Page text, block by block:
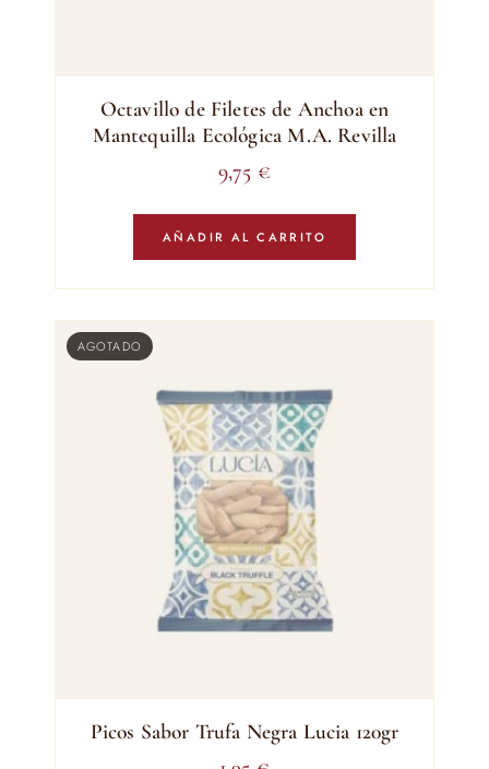
Octavillo de Filetes de Anchoa en
Mantequilla Ecológica M.A. Revilla
9,75 €
AÑADIR AL CARRITO
AGOTADO
Picos Sabor Trufa Negra Lucia 120gr